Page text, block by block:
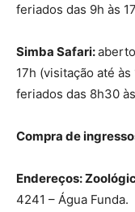
feriados das 9h às
Simba Safari:
17h (visitação até
feriados das 8h30
Compra de
Endereços:
4241 – Água Funda.